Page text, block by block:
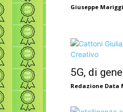
Giuseppe
5G, di
Redazione Data